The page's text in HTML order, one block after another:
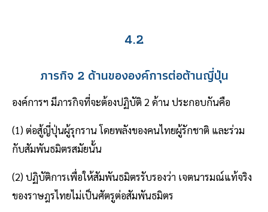
4.2
ภารกิจ 2 ด้านขององค์การต่อต้านญี่ปุ่น
องค์การฯ มีภารกิจที่จะต้องปฏิบัติ 2 ด้าน ประกอบกันคือ
(1) ต่อสู้ญี่ปุ่นผู้รุกราน โดยพลังของคนไทยผู้รักชาติ และร่วม
กับสัมพันธมิตรสมัยนั้น
(2) ปฏิบัติการเพื่อให้สัมพันธมิตรรับรองว่า เจตนารมณ์แท้จริง
ของราษฎรไทยไม่เป็นศัตรูต่อสัมพันธมิตร